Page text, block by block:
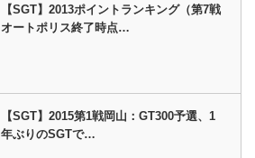
【SGT】2013ポイントランキング（第7戦
オートポリス終了時点…
【SGT】2015第1戦岡山：GT300予選、1
年ぶりのSGTで…